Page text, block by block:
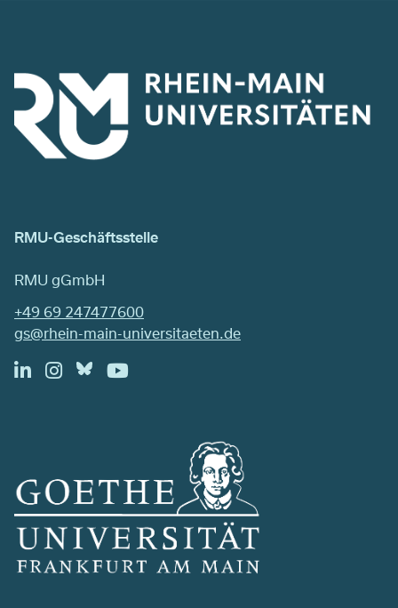
RMU-Geschäftsstelle
RMU gGmbH
+49 69 247477600
gs@rhein-main-universitaeten.de